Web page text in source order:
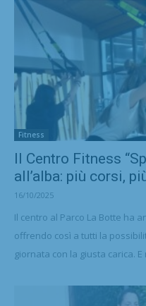
Fitness
Il Centro Fitness
all’alba: più corsi,
16/10/2025
Il centro al Parco La Botte ha
offrendo così a tutti la
giornata con la giusta carica. E